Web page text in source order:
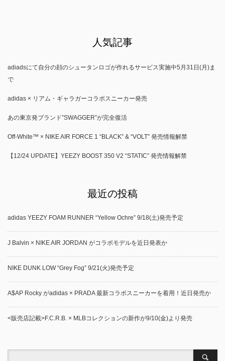
人気記事
adiadsにて自分の顔のシュータンロゴが作れるサービス実施中5月31日(月)ま
で
adidas × リアム・ギャラガーコラボスニーカー発売
あの東京発ブランド”SWAGGER”が完全復活
Off-White™ × NIKE AIR FORCE 1 “BLACK” & “VOLT” 発売情報解禁
【12/24 UPDATE】YEEZY BOOST 350 V2 “STATIC” 発売情報解禁
最近の投稿
adidas YEEZY FOAM RUNNER “Yellow Ochre” 9/18(土)発売予定
J Balvin × NIKE AIR JORDAN がコラボモデルを近日発表か
NIKE DUNK LOW “Grey Fog” 9/21(火)発売予定
A$AP Rocky がadidas × PRADA 最新コラボスニーカーを着用！近日発売か
<販売店記載>F.C.R.B. × MLBコレクションの新作が9/10(金)より発売